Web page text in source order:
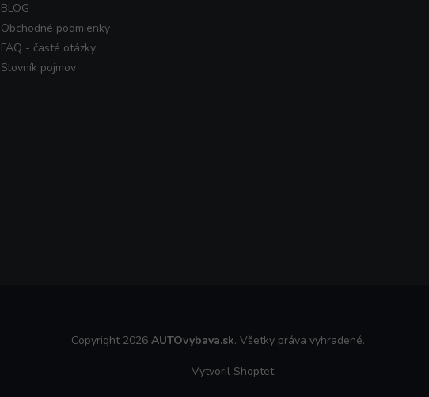
BLOG
Obchodné podmienky
FAQ - časté otázky
Slovník pojmov
Copyright 2026 AUTOvybava.sk. Všetky práva vyhradené.
Vytvoril Shoptet